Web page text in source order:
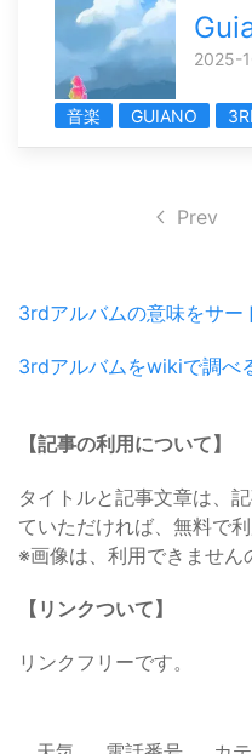
2025-
音楽 GUIANO
Prev
3rdアルバムの意味をサー
3rdアルバムをwikiで調べ
【記事の利用について】
タイトルと記事文章は、
ていただければ、無料で利
※画像は、利用できません
【リンクついて】
リンクフリーです。